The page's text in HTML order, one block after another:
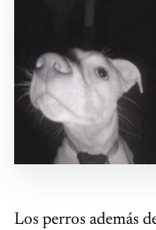
Los perros además